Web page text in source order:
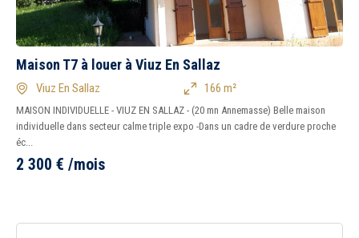
1 2 3 4 5 7
Tous Oui
Non
Peu importe
Immédiatement
Balcon
Terrasse
Piscine
Garage
Parking
Chambre au rez-de-
Maison T7 à louer à Viuz En Sallaz
Viuz En Sallaz 166 m²
MAISON INDIVIDUELLE - VIUZ EN SALLAZ - (20 mn Annemasse) Belle maison
individuelle dans secteur calme triple expo -Dans un cadre de verdure proche
éc...
2 300 € /mois